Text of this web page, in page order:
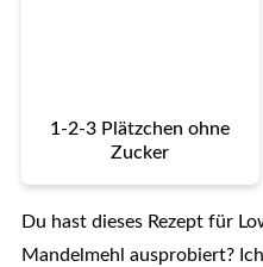
1-2-3 Plätzchen ohne
Zucker
Du hast dieses Rezept für
Mandelmehl ausprobiert?